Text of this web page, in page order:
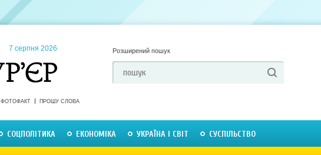
7 серпня 2026 Розширений пошук
ФОТОФАКТ ПРОШУ СЛОВА
СОЦПОЛІТИКА ЕКОНОМІКА УКРАЇНА І СВІТ СУСПІЛЬСТВО